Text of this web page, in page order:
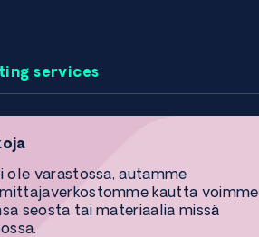
services
ole varastossa, autamme
kautta voimme
seosta tai materiaalia missä